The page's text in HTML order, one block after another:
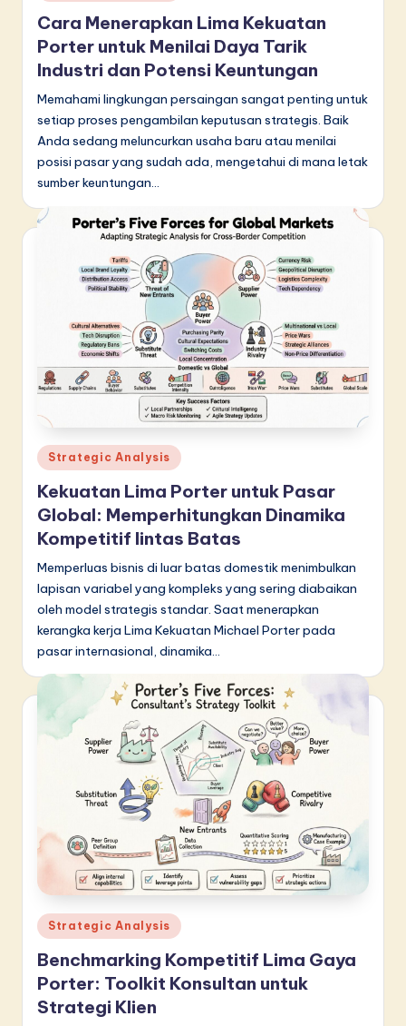
in
Cara Menerapkan Lima Kekuatan
Porter untuk Menilai Daya Tarik
Industri dan Potensi Keuntungan
Memahami lingkungan persaingan sangat penting untuk
setiap proses pengambilan keputusan strategis. Baik
Anda sedang meluncurkan usaha baru atau menilai
posisi pasar yang sudah ada, mengetahui di mana letak
sumber keuntungan…
Posted
in
Strategic Analysis
Kekuatan Lima Porter untuk Pasar
Global: Memperhitungkan Dinamika
Kompetitif lintas Batas
Memperluas bisnis di luar batas domestik menimbulkan
lapisan variabel yang kompleks yang sering diabaikan
oleh model strategis standar. Saat menerapkan
kerangka kerja Lima Kekuatan Michael Porter pada
pasar internasional, dinamika…
Posted
in
Strategic Analysis
Benchmarking Kompetitif Lima Gaya
Porter: Toolkit Konsultan untuk
Strategi Klien